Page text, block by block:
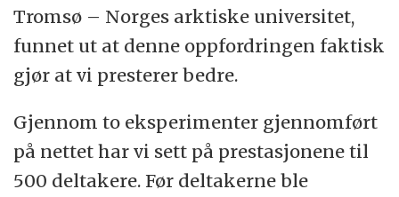
Tromsø – Norges arktiske universitet,
funnet ut at denne oppfordringen faktisk
gjør at vi presterer bedre.
Gjennom to eksperimenter gjennomført
på nettet har vi sett på prestasjonene til
500 deltakere. Før deltakerne ble